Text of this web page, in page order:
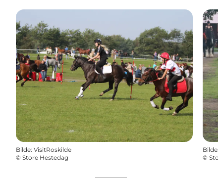
Bilde: VisitRoskilde
© Store Hestedag
Bilde:
©